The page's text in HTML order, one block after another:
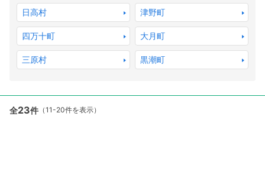
日高村 津野町
四万十町 大月町
三原村 黒潮町
全23件 （11-20件を表示）